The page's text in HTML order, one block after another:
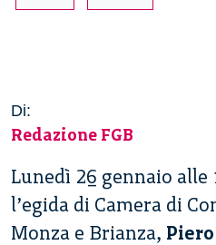
Di:
Redazione FGB
Lunedì 26 gennaio alle
l’egida di Camera di
Monza e Brianza,